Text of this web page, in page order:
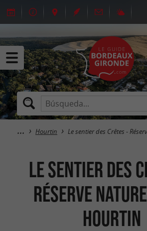
Hourtin Le sentier des Crêtes -
Le sentier des
Réserve
Hourtin